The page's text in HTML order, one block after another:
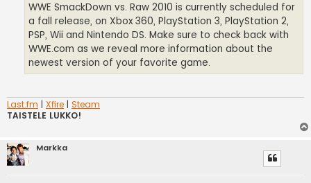
WWE SmackDown vs. Raw 2010 is currently scheduled for
a fall release, on Xbox 360, PlayStation 3, PlayStation 2,
PSP, Wii and Nintendo DS. Make sure to check back with
WWE.com as we reveal more information about the
newest version of your favorite game.
Last.fm | Xfire | Steam
TAISTELE LUKKO!
Markka